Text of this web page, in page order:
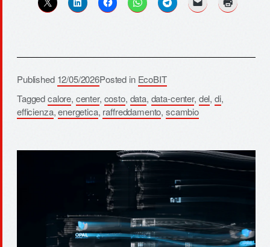
Published 12/05/2026Posted in EcoBIT
Taggedcalore, center, costo, data, data-center, del, di,
efficienza,energetica, raffreddamento,scambio